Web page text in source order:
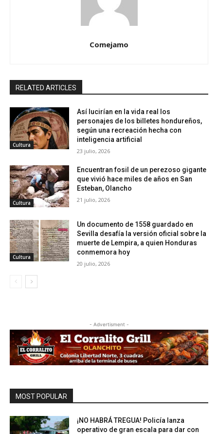
Comejamo
RELATED ARTICLES
Cultura
Así lucirían en la vida real los
personajes de los billetes hondureños,
según una recreación hecha con
inteligencia artificial
23 julio, 2026
Cultura
Encuentran fosil de un perezoso gigante
que vivió hace miles de años en San
Esteban, Olancho
21 julio, 2026
Cultura
Un documento de 1558 guardado en
Sevilla desafía la versión oficial sobre la
muerte de Lempira, a quien Honduras
conmemora hoy
20 julio, 2026
- Advertisment -
MOST POPULAR
¡NO HABRÁ TREGUA! Policía lanza
operativo de gran escala para dar con